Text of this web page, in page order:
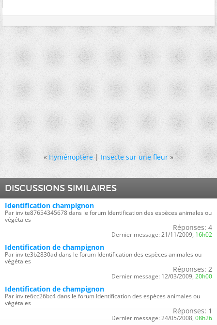
« Hyménoptère|Insecte sur une fleur »
DISCUSSIONS SIMILAIRES
Identification champignon
Par invite87654345678 dans le forum Identification des espèces animales ou
végétales
Réponses: 4
Dernier message: 21/11/2009, 16h02
Identification de champignon
Par invite3b2830ad dans le forum Identification des espèces animales ou
végétales
Réponses: 2
Dernier message: 12/03/2009, 20h00
Identification de champignon
Par invite6cc26bc4 dans le forum Identification des espèces animales ou
végétales
Réponses: 1
Dernier message: 24/05/2008, 08h26